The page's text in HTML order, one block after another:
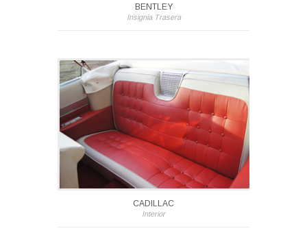
BENTLEY
Insignia Trasera
CADILLAC
Interior